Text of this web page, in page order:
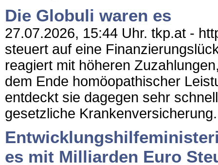
Die Globuli waren es
27.07.2026, 15:44 Uhr. tkp.at -
steuert auf eine
reagiert mit höheren
dem Ende homöopathischer
entdeckt sie dagegen sehr
gesetzliche
es mit Milliarden Euro